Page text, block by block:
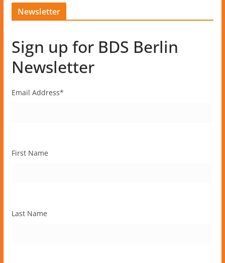
Newsletter
Sign up for BDS Berlin
Newsletter
Email Address*
First Name
Last Name